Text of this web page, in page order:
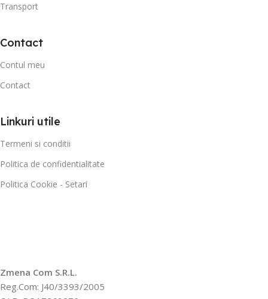
Transport
Contact
Contul meu
Contact
Linkuri utile
Termeni si conditii
Politica de confidentialitate
Politica Cookie - Setari
Zmena Com S.R.L.
Reg.Com: J40/3393/2005